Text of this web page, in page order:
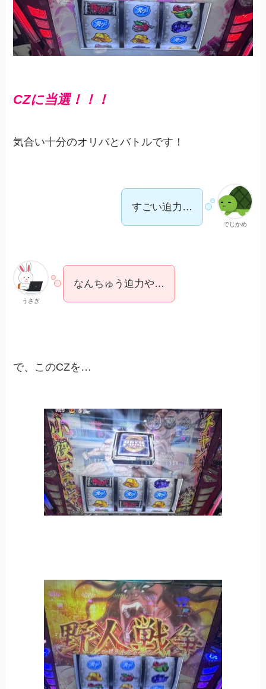
CZに当選！！！
気合い十分のオリバとバトルです！
でじかめ
すごい迫力…
うさぎ
なんちゅう迫力や…
で、このCZを…